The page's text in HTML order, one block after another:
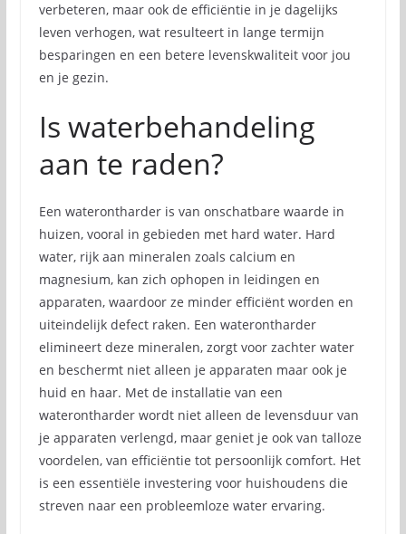
verbeteren, maar ook de efficiëntie in je dagelijks
leven verhogen, wat resulteert in lange termijn
besparingen en een betere levenskwaliteit voor jou
en je gezin.
Is waterbehandeling
aan te raden?
Een waterontharder is van onschatbare waarde in
huizen, vooral in gebieden met hard water. Hard
water, rijk aan mineralen zoals calcium en
magnesium, kan zich ophopen in leidingen en
apparaten, waardoor ze minder efficiënt worden en
uiteindelijk defect raken. Een waterontharder
elimineert deze mineralen, zorgt voor zachter water
en beschermt niet alleen je apparaten maar ook je
huid en haar. Met de installatie van een
waterontharder wordt niet alleen de levensduur van
je apparaten verlengd, maar geniet je ook van talloze
voordelen, van efficiëntie tot persoonlijk comfort. Het
is een essentiële investering voor huishoudens die
streven naar een probleemloze water ervaring.